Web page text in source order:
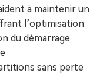
à maintenir un
l’optimisation
du démarrage
sans perte